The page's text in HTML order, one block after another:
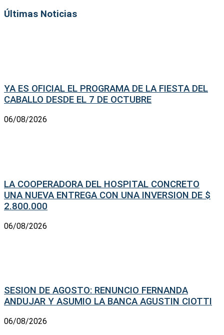
Últimas Noticias
YA ES OFICIAL EL PROGRAMA DE LA FIESTA DEL
CABALLO DESDE EL 7 DE OCTUBRE
06/08/2026
LA COOPERADORA DEL HOSPITAL CONCRETO
UNA NUEVA ENTREGA CON UNA INVERSION DE $
2.800.000
06/08/2026
SESION DE AGOSTO: RENUNCIO FERNANDA
ANDUJAR Y ASUMIO LA BANCA AGUSTIN CIOTTI
06/08/2026